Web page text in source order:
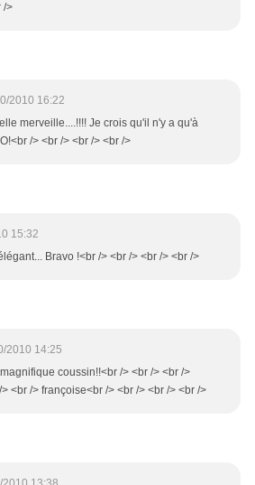
/>
2010 16:22
merveille....!!!! Je crois qu'il n'y a qu'à
/> <br /> <br /> <br />
15:32
Bravo !<br /> <br /> <br /> <br />
2010 14:25
coussin!!<br /> <br /> <br />
<br /> françoise<br /> <br /> <br /> <br />